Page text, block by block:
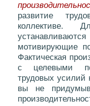
развитие
коллективе.
мотивирующие
Фактическая
с целевыми
трудовых усилий
вы не